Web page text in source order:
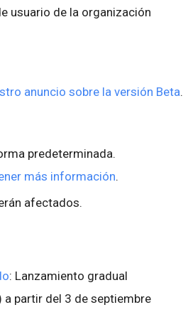
usuario de la organización
anuncio sobre la versión Beta.
predeterminada.
más información.
afectados.
: Lanzamiento gradual
partir del 3 de septiembre